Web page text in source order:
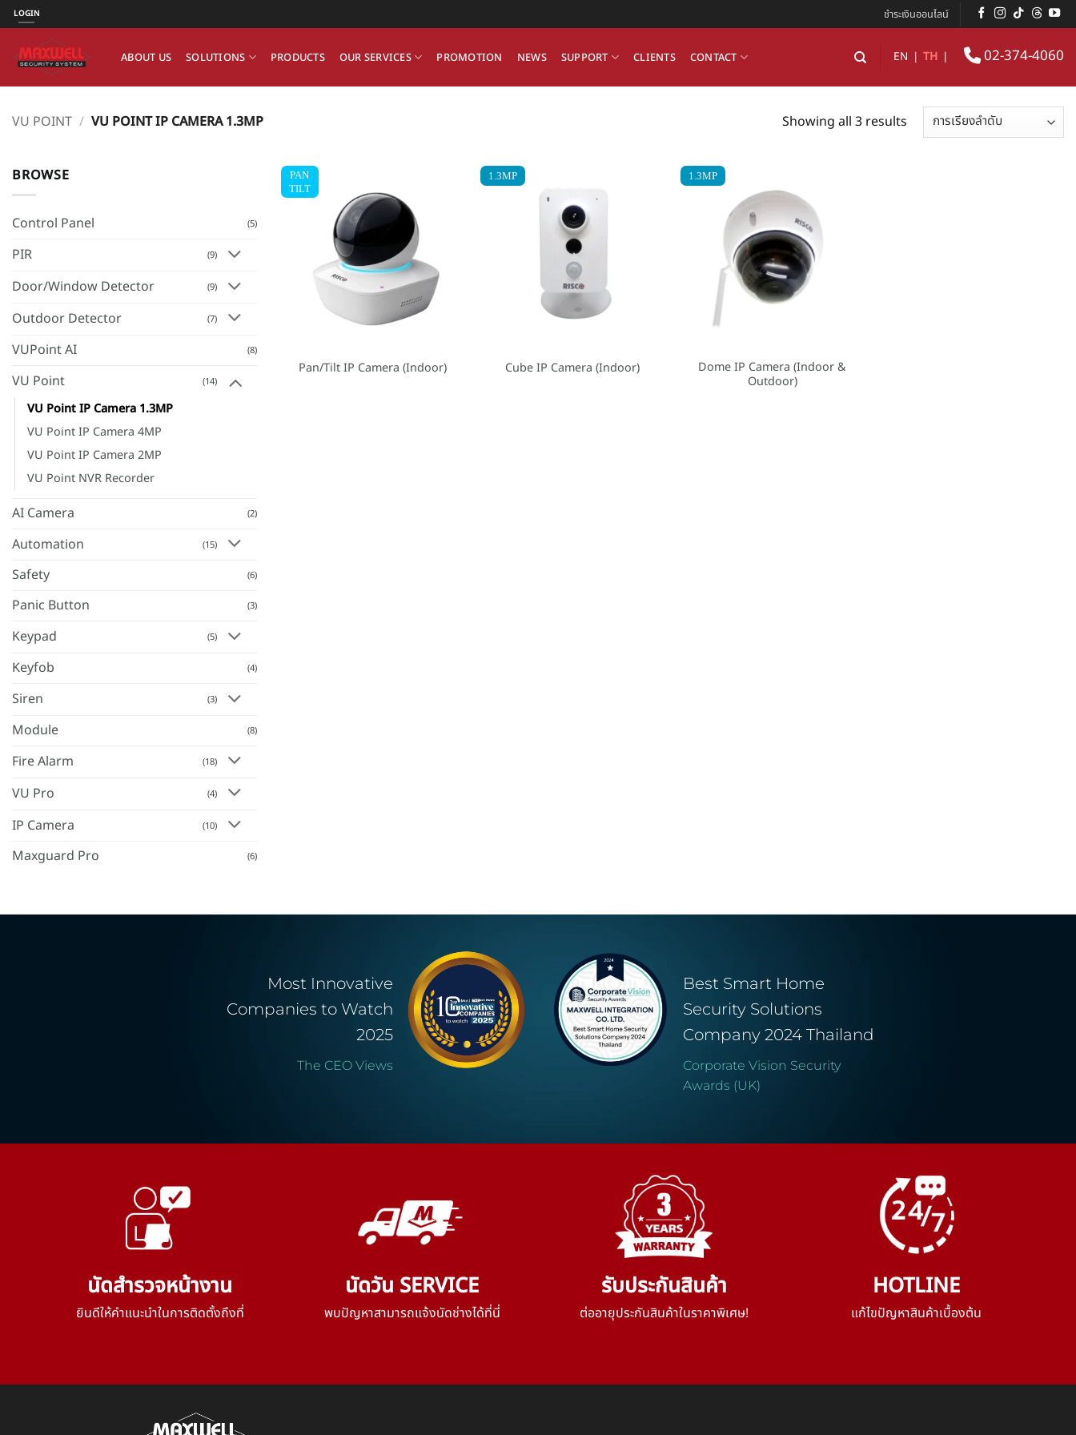
ข้าม
ไป
เนื้อหา
LOGIN ชำระเงินออนไลน์
ABOUT US SOLUTIONS PRODUCTS OUR SERVICES PROMOTION NEWS SUPPORT CLIENTS CONTACT EN | TH | 02-374-4060
VU POINT / VU POINT IP CAMERA 1.3MP Showing all 3 results
BROWSE
Control Panel (5)
PIR (9)
Door/Window Detector (9)
Outdoor Detector (7)
VUPoint AI (8)
VU Point (14)
VU Point IP Camera 1.3MP
VU Point IP Camera 4MP
VU Point IP Camera 2MP
VU Point NVR Recorder
AI Camera (2)
Automation (15)
Safety (6)
Panic Button (3)
Keypad (5)
Keyfob (4)
Siren (3)
Module (8)
Fire Alarm (18)
VU Pro (4)
IP Camera (10)
Maxguard Pro (6)
PAN
TILT
Pan/Tilt IP Camera (Indoor)
1.3MP
Cube IP Camera (Indoor)
1.3MP
Dome IP Camera (Indoor &
Outdoor)
Most Innovative
Companies to Watch
2025
The CEO Views
Best Smart Home
Security Solutions
Company 2024 Thailand
Corporate Vision Security
Awards (UK)
นัดสำรวจหน้างาน
ยินดีให้คำแนะนำในการติดตั้งถึงที่
นัดวัน SERVICE
พบปัญหาสามารถแจ้งนัดช่างได้ที่นี่
รับประกันสินค้า
ต่ออายุประกันสินค้าในราคาพิเศษ!
HOTLINE
แก้ไขปัญหาสินค้าเบื้องต้น